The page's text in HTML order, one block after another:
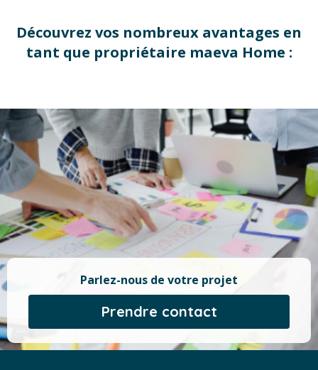
Découvrez vos nombreux avantages en
tant que propriétaire maeva Home :
Parlez-nous de votre projet
Prendre contact